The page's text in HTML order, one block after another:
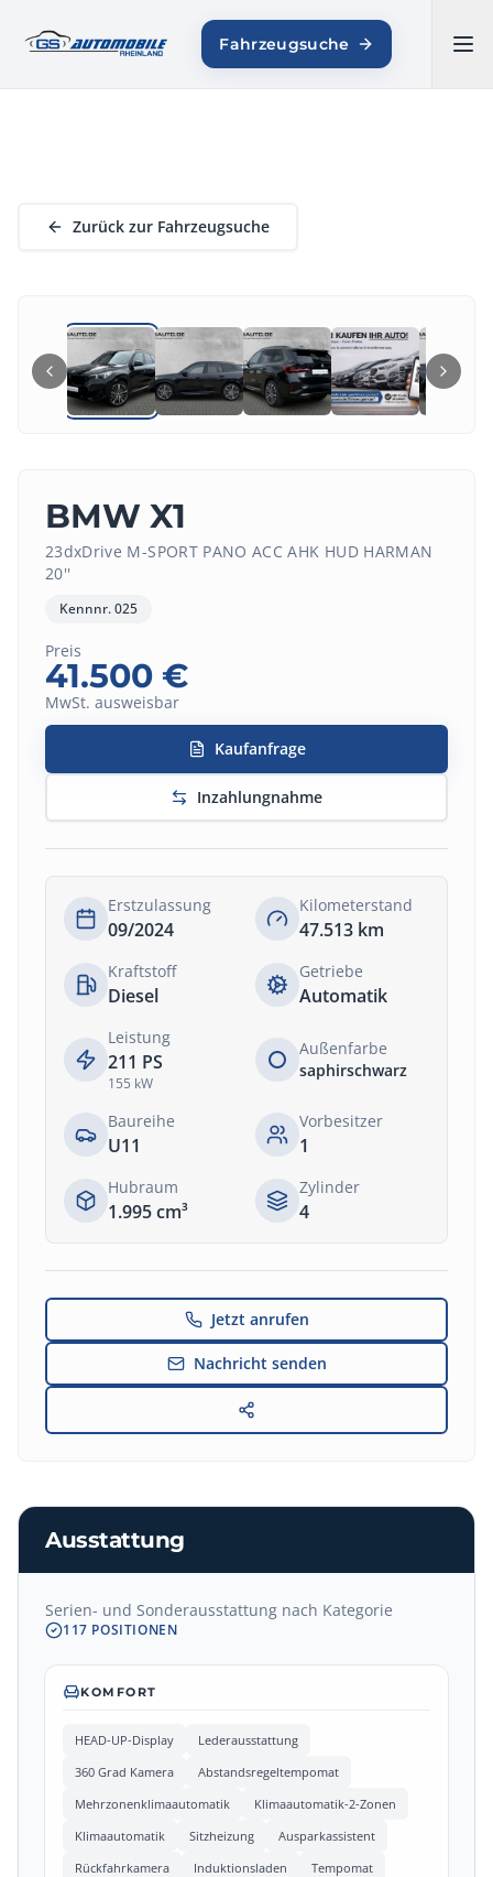
GS AUTOMOBILE
RHEINLAND Fahrzeugsuche
Zurück zur Fahrzeugsuche
BMW X1
23dxDrive M-SPORT PANO ACC AHK HUD HARMAN
20''
Kennnr.025
Preis
41.500 €
MwSt. ausweisbar
Kaufanfrage
Inzahlungnahme
Erstzulassung
09/2024
Kilometerstand
47.513 km
Kraftstoff
Diesel
Getriebe
Automatik
Leistung
211 PS
155 kW
Außenfarbe
saphirschwarz
Baureihe
U11
Vorbesitzer
1
Hubraum
1.995cm³
Zylinder
4
Jetzt anrufen
Nachricht senden
Ausstattung
Serien- und Sonderausstattung nach Kategorie
117 POSITIONEN
KOMFORT
HEAD-UP-Display
Lederausstattung
360 Grad Kamera
Abstandsregeltempomat
Mehrzonenklimaautomatik
Klimaautomatik-2-Zonen
Klimaautomatik
Sitzheizung
Ausparkassistent
Rückfahrkamera
Induktionsladen
Tempomat